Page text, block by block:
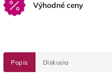
Výhodné ceny
Popis Diskusia